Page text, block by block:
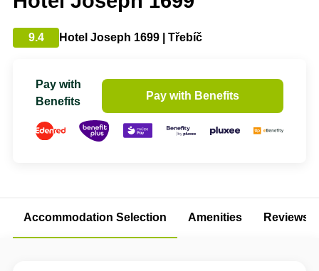
9.4 Hotel Joseph 1699 | Třebíč
Pay with
Benefits
Pay with Benefits
Accommodation Selection Amenities Reviews